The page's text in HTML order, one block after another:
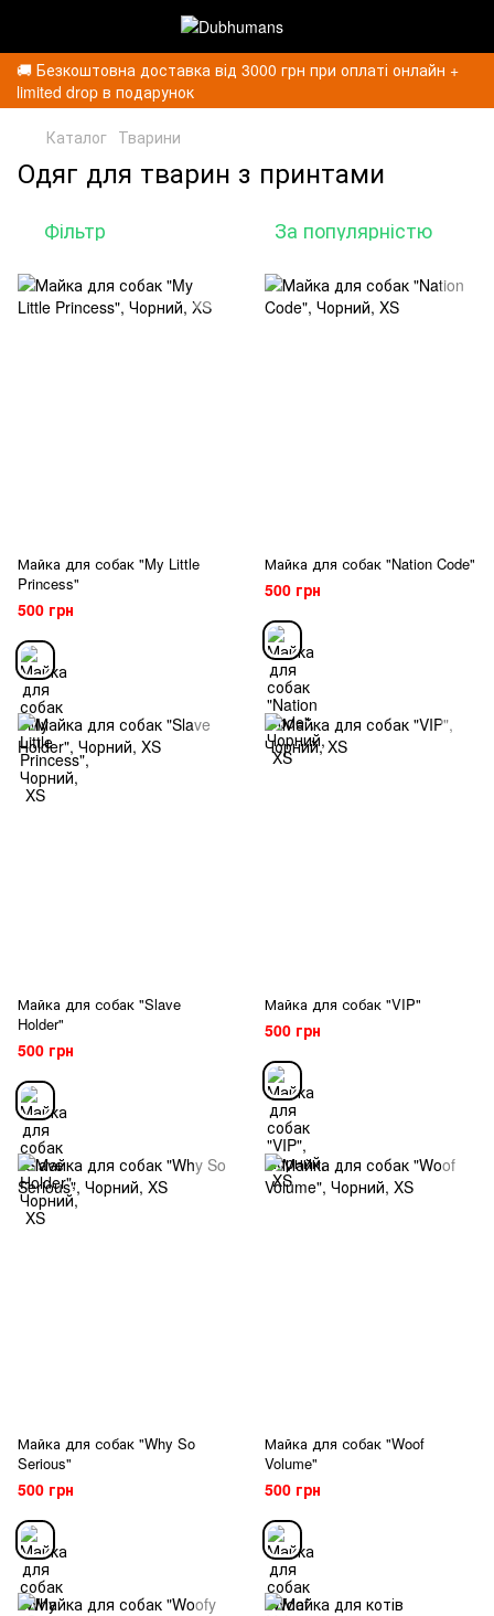
🚚 Безкоштовна доставка від 3000 грн при оплаті онлайн +
limited drop в подарунок
Каталог Тварини
Одяг для тварин з принтами
Фільтр За популярністю
Майка для собак "My Little
Princess"
500 грн
Майка для собак "Nation Code"
500 грн
Майка для собак "Slave
Holder"
500 грн
Майка для собак "VIP"
500 грн
Майка для собак "Why So
Serious"
500 грн
Майка для собак "Woof
Volume"
500 грн